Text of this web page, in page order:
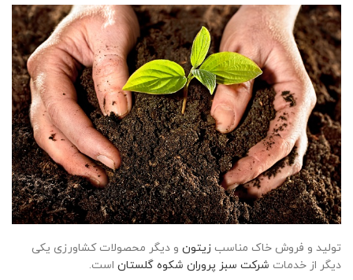
تولید و فروش خاک مناسب زیتون و دیگر محصولات کشاورزی یکی
دیگر از خدمات شرکت سبز پروران شکوه گلستان است.